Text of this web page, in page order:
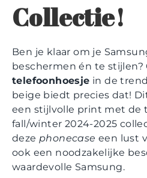
Collectie!
Ben je klaar om je
beschermen én te stijlen?
telefoonhoesje in de
beige biedt precies dat!
een stijlvolle print met de
fall/winter 2024-2025
deze phonecase een lust
ook een noodzakelijke
waardevolle Samsung.